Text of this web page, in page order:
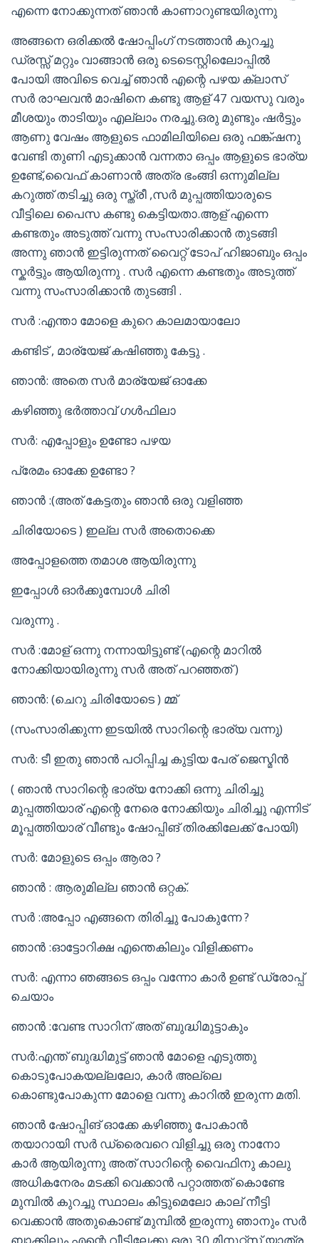
എന്നെ നോക്കുന്നത് ഞാൻ കാണാറുണ്ടയിരുന്നു
അങ്ങനെ ഒരിക്കൽ ഷോപ്പിംഗ് നടത്താൻ കുറച്ചു
ഡ്രസ്സ് മറ്റും വാങ്ങാൻ ഒരു ടെടെസ്റ്റിലെോപ്പിൽ
പോയി അവിടെ വെച്ച് ഞാൻ എന്റെ പഴയ ക്ലാസ്
സർ രാഘവൻ മാഷിനെ കണ്ടു ആള് 47 വയസു വരും
മീശയും താടിയും എല്ലാം നരച്ചു.ഒരു മുണ്ടും ഷർട്ടും
ആണു വേഷം ആളുടെ ഫാമിലിയിലെ ഒരു ഫങ്ക്ഷനു
വേണ്ടി തുണി എടുക്കാൻ വന്നതാ ഒപ്പം ആളുടെ ഭാര്യ
ഉണ്ടേ്,വൈഫ് കാണാൻ അത്ര ഭംങ്ങി ഒന്നുമില്ല
കറുത്ത് തടിച്ചു ഒരു സ്ത്രീ ,സർ മുപ്പത്തിയാരുടെ
വീട്ടിലെ പൈസ കണ്ടു കെട്ടിയതാ.ആള് എന്നെ
കണ്ടതും അടുത്ത് വന്നു സംസാരിക്കാൻ തുടങ്ങി
അന്നു ഞാൻ ഇട്ടിരുന്നത് വൈറ്റ് ടോപ് ഹിജാബും ഒപ്പം
സ്കർട്ടും ആയിരുന്നു . സർ എന്നെ കണ്ടതും അടുത്ത്
വന്നു സംസാരിക്കാൻ തുടങ്ങി .
സർ :എന്താ മോളെ കുറെ കാലമായാലോ
കണ്ടിട് , മാര്യേജ് കഷിഞ്ഞു കേട്ടു .
ഞാൻ: അതെ സർ മാര്യേജ് ഓക്കേ
കഴിഞ്ഞു ഭർത്താവ് ഗൾഫിലാ
സർ: എപ്പോളും ഉണ്ടോ പഴയ
പ്രേമം ഓക്കേ ഉണ്ടോ ?
ഞാൻ :(അത് കേട്ടതും ഞാൻ ഒരു വളിഞ്ഞ
ചിരിയോടെ ) ഇല്ല സർ അതൊക്കെ
അപ്പോളത്തെ തമാശ ആയിരുന്നു
ഇപ്പോൾ ഓർക്കുമ്പോൾ ചിരി
വരുന്നു .
സർ :മോള് ഒന്നു നന്നായിട്ടുണ്ട് (എന്റെ മാറിൽ
നോക്കിയായിരുന്നു സർ അത് പറഞ്ഞത് )
ഞാൻ: (ചെറു ചിരിയോടെ ) മ്മ്
(സംസാരിക്കുന്ന ഇടയിൽ സാറിന്റെ ഭാര്യ വന്നു)
സർ: ടീ ഇതു ഞാൻ പഠിപ്പിച്ച കുട്ടിയ പേര് ജെസ്മിൻ
( ഞാൻ സാറിന്റെ ഭാര്യ നോക്കി ഒന്നു ചിരിച്ചു
മുപ്പത്തിയാര് എന്റെ നേരെ നോക്കിയും ചിരിച്ചു എന്നിട്
മൂപ്പത്തിയാര് വീണ്ടും ഷോപ്പിങ് തിരക്കിലേക്ക് പോയി)
സർ: മോളുടെ ഒപ്പം ആരാ ?
ഞാൻ : ആരുമില്ല ഞാൻ ഒറ്റക്.
സർ :അപ്പോ എങ്ങനെ തിരിച്ചു പോകുന്നേ ?
ഞാൻ :ഓട്ടോറിക്ഷ എന്തെകിലും വിളിക്കണം
സർ: എന്നാ ഞങ്ങടെ ഒപ്പം വന്നോ കാർ ഉണ്ട് ഡ്രോപ്പ്
ചെയാം
ഞാൻ :വേണ്ട സാറിന് അത് ബുദ്ധിമുട്ടാകും
സർ:എന്ത് ബുദ്ധിമുട്ട് ഞാൻ മോളെ എടുത്തു
കൊടുപോകയല്ലലോ, കാർ അല്ലെ
കൊണ്ടുപോകുന്ന മോളെ വന്നു കാറിൽ ഇരുന്ന മതി.
ഞാൻ ഷോപ്പിങ് ഓക്കേ കഴിഞ്ഞു പോകാൻ
തയാറായി സർ ഡ്രൈവറെ വിളിച്ചു ഒരു നാനോ
കാർ ആയിരുന്നു അത് സാറിന്റെ വൈഫിനു കാലു
അധികനേരം മടക്കി വെക്കാൻ പറ്റാത്തത് കൊണ്ടേ
മുമ്പിൽ കുറച്ചു സ്ഥാലം കിട്ടുമെലോ കാല് നീട്ടി
വെക്കാൻ അതുകൊണ്ട് മുമ്പിൽ ഇരുന്നു ഞാനും സർ